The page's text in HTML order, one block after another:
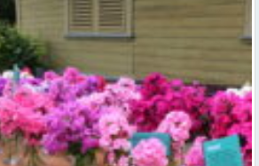
apskatāma izstāde “Vasaras ziedi